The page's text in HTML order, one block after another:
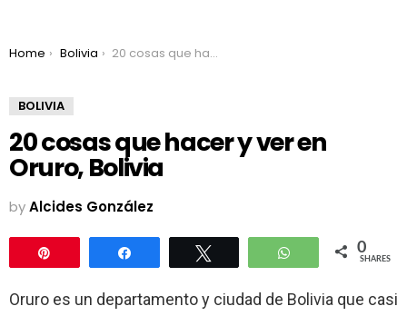
You are here:
Home Bolivia 20 cosas que hacer y ver en Oruro, Bolivia
BOLIVIA
20 cosas que hacer y ver en
Oruro, Bolivia
byAlcides González
WhatsApp0
SHARES
Oruro es un departamento y ciudad de Bolivia que casi